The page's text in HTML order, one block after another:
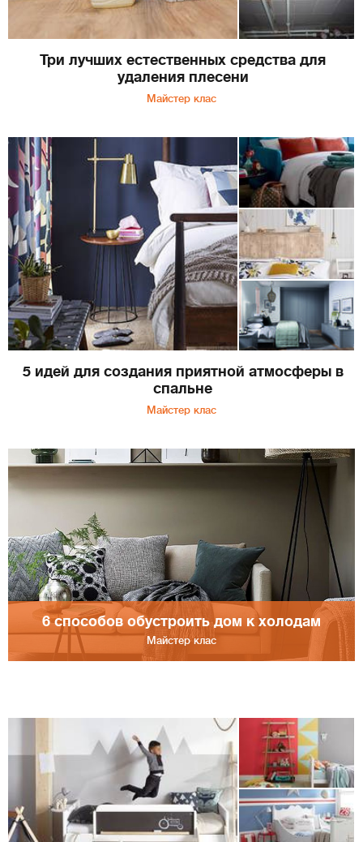
Три лучших естественных средства для
удаления плесени
Майстер клас
5 идей для создания приятной атмосферы в
спальне
Майстер клас
6 способов обустроить дом к холодам
Майстер клас